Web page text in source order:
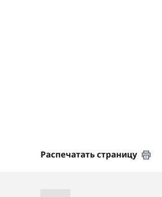
Распечатать страницу